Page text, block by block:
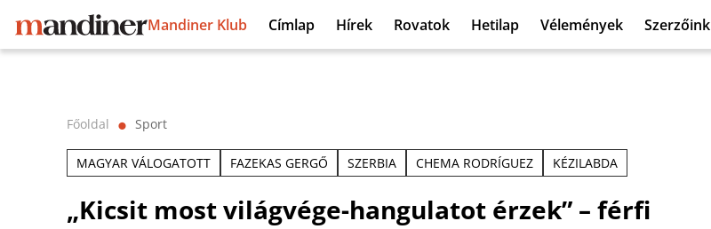
Mandiner Klub Címlap Hírek Rovatok Hetilap Vélemények Szerzőink
Főoldal ⬤ Sport
MAGYAR VÁLOGATOTT FAZEKAS GERGŐ SZERBIA CHEMA RODRÍGUEZ KÉZILABDA
„Kicsit most világvége-hangulatot érzek” – férfi